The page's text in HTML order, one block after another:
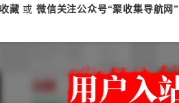
藏 或 微信关注公众号“聚收集导航网”